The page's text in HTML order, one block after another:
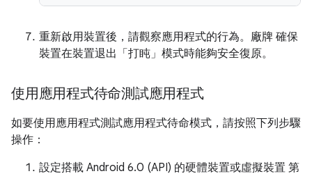
重新啟用裝置後，請觀察應用程式的行為。廠牌 確保
裝置在裝置退出「打盹」模式時能夠安全復原。
使用應用程式待命測試應用程式
如要使用應用程式測試應用程式待命模式，請按照下列步驟
操作：
設定搭載 Android 6.0 (API) 的硬體裝置或虛擬裝置 第